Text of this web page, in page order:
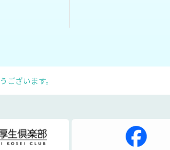
ございます。